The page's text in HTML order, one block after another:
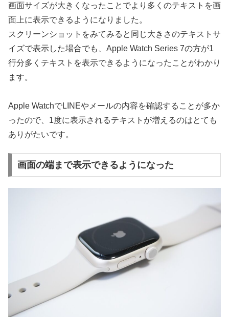
画面サイズが大きくなったことでより多くのテキストを画
面上に表示できるようになりました。
スクリーンショットをみてみると同じ大きさのテキストサ
イズで表示した場合でも、Apple Watch Series 7の方が1
行分多くテキストを表示できるようになったことがわかり
ます。
Apple WatchでLINEやメールの内容を確認することが多か
ったので、1度に表示されるテキストが増えるのはとても
ありがたいです。
画面の端まで表示できるようになった